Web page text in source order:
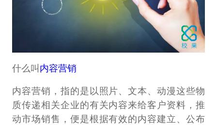
什么叫 内容营销
内容营销，指的是以照片、文本、动漫这些物
质传递相关企业的有关内容来给客户资料，推
动市场销售，便是根据有效的内容建立、公布